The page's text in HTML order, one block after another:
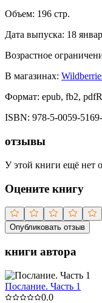
Объем: 196 стр.
Дата выпуска: 18
Возрастное
В магазинах:
Формат: epub, fb2,
ISBN: 978-5-0059-
отзывы
У этой книги ещё нет
Оцените книгу
Опубликовать отзыв
книги автора
Послание. Часть 1
0.0